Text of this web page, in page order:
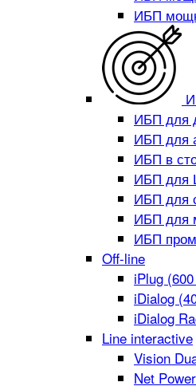
ИБП
ИБП для
ИБП для
ИБП в
ИБП
ИБП для
ИБП для
ИБП
Off-line
iPlug
iDialog
iDialog
Line interactive
Vision
Net